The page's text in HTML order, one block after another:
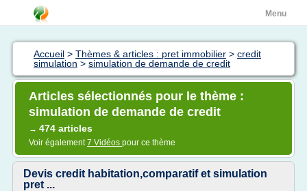
Menu
Accueil > Thèmes & articles : pret immobilier > credit
simulation > simulation de demande de credit
Articles sélectionnés pour le thème :
simulation de demande de credit
→ 474 articles
Voir également7 Vidéos pour ce thème
Devis credit habitation,comparatif et simulation
pret ...